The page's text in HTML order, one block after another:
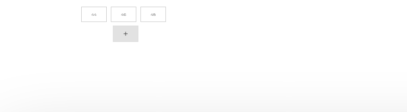
producto
tiene
44 46 48